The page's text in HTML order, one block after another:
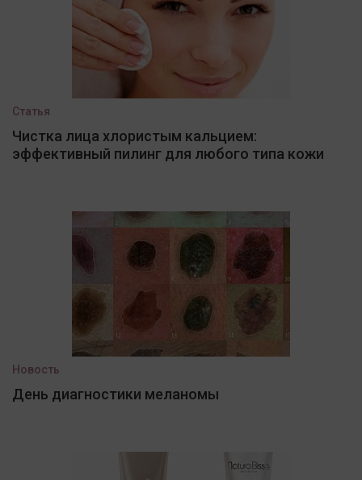
Статья
Чистка лица хлористым кальцием:
эффективный пилинг для любого типа кожи
Новость
День диагностики меланомы